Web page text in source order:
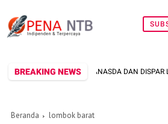
BREAKING NEWS
DAN DISPAR LOMBOK UTARA DORONG
Beranda lombok barat